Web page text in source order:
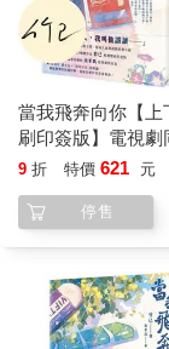
溫以凡看他：「你
桑延靠在沙發背上
多說什麼，把手機
兩人的處境在一瞬
桑延高她差不多一
的舉動，溫以凡的
度，感覺根本無法
「看吧。」溫以凡
到，所以是不是
──」
溫以凡邊說邊抬眼
她表情微愣，這才
場面靜滯。
當我飛奔向你【上
刷印簽版】電視劇
小說
9 折 特價 621 元
停售